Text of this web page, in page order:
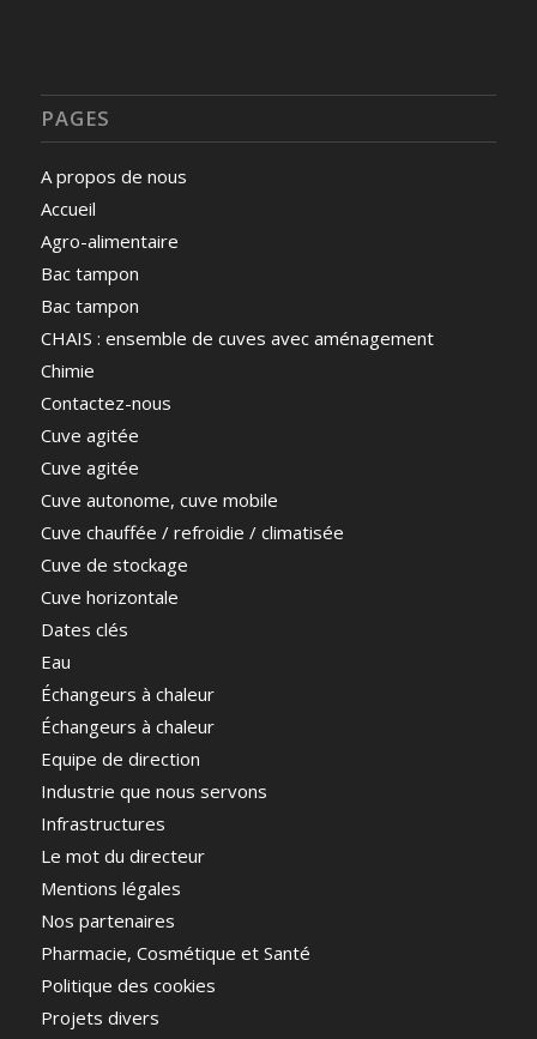
PAGES
A propos de nous
Accueil
Agro-alimentaire
Bac tampon
Bac tampon
CHAIS : ensemble de cuves avec aménagement
Chimie
Contactez-nous
Cuve agitée
Cuve agitée
Cuve autonome, cuve mobile
Cuve chauffée / refroidie / climatisée
Cuve de stockage
Cuve horizontale
Dates clés
Eau
Échangeurs à chaleur
Échangeurs à chaleur
Equipe de direction
Industrie que nous servons
Infrastructures
Le mot du directeur
Mentions légales
Nos partenaires
Pharmacie, Cosmétique et Santé
Politique des cookies
Projets divers